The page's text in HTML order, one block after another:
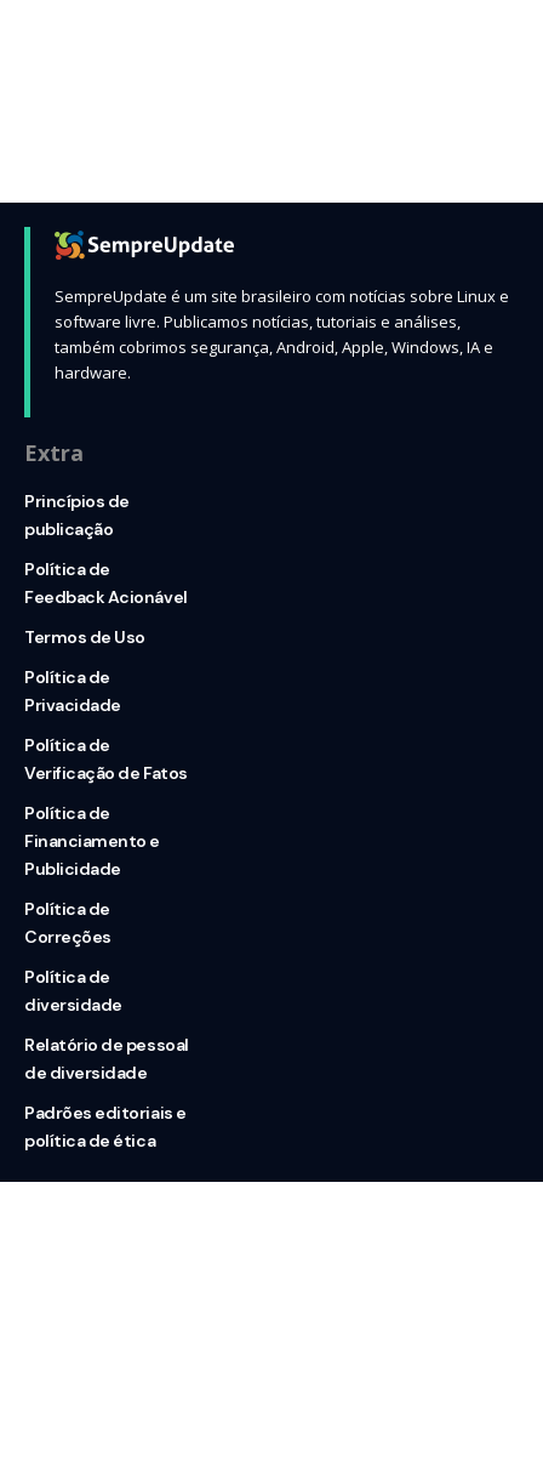
SempreUpdate é um site brasileiro com notícias sobre Linux e
software livre. Publicamos notícias, tutoriais e análises,
também cobrimos segurança, Android, Apple, Windows, IA e
hardware.
Extra
Princípios de
publicação
Política de
Feedback Acionável
Termos de Uso
Política de
Privacidade
Política de
Verificação de Fatos
Política de
Financiamento e
Publicidade
Política de
Correções
Política de
diversidade
Relatório de pessoal
de diversidade
Padrões editoriais e
política de ética